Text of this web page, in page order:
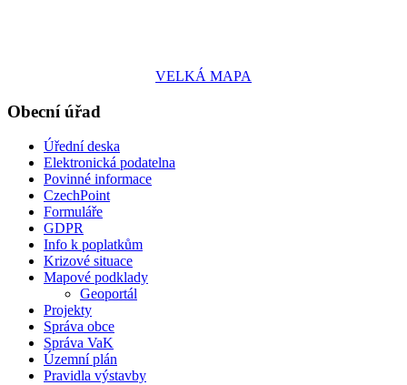
VELKÁ MAPA
Obecní úřad
Úřední deska
Elektronická podatelna
Povinné informace
CzechPoint
Formuláře
GDPR
Info k poplatkům
Krizové situace
Mapové podklady
Geoportál
Projekty
Správa obce
Správa VaK
Územní plán
Pravidla výstavby